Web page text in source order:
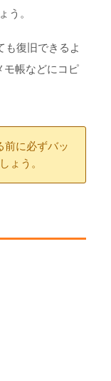
う。
も復旧できるよ
モ帳などにコピ
前に必ずバッ
ょう。